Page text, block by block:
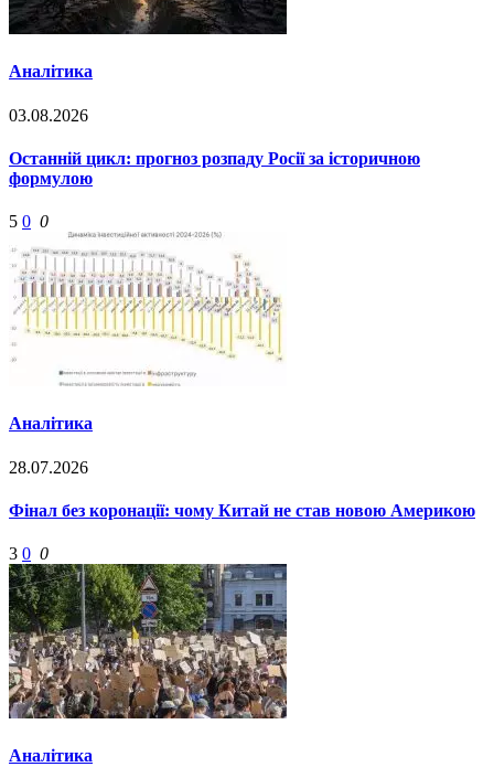
Аналітика
03.08.2026
Останній цикл: прогноз розпаду Росії за історичною
формулою
5 0 0
Аналітика
28.07.2026
Фінал без коронації: чому Китай не став новою Америкою
3 0 0
Аналітика